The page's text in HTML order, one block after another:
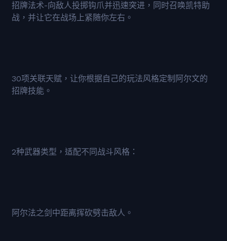
招牌法术-向敌人投掷钩爪并迅速突进，同时召唤凯特助
战，并让它在战场上紧随你左右。
30项关联天赋，让你根据自己的玩法风格定制阿尔文的
招牌技能。
2种武器类型，适配不同战斗风格：
阿尔法之剑中距离挥砍劈击敌人。